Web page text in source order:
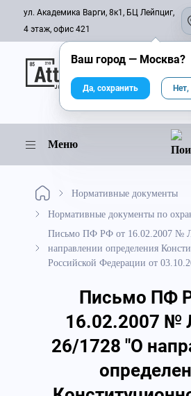
ул. Академика Варги, 8к1, БЦ Лейпциг,
4 этаж, офис 421
Онлайн-журнал
Меню
Нормативные документы
Нормативные документы по
Письмо ПФ РФ от 16.02.2007 №
направлении определения
Российской Федерации от
Письмо ПФ
16.02.2007 №
26/1728 "О
Ваш город — Москва?
Да, сохранить